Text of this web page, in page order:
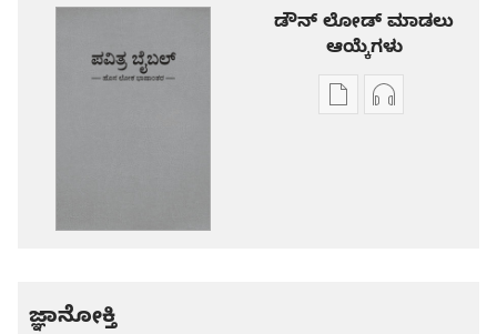
ಡೌನ್ ಲೋಡ್ ಮಾಡಲು
ಆಯ್ಕೆಗಳು
ಪ್ರಕಾಶನಆಡಿಯೋ
ಜ್ಞಾನೋಕ್ತಿ